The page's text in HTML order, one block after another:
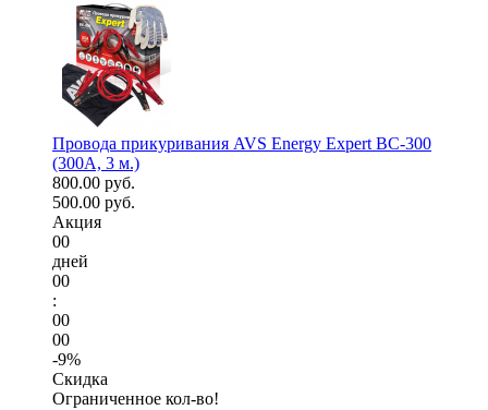
Провода прикуривания AVS Energy Expert BC-300
(300А, 3 м.)
800.00 руб.
500.00 руб.
Акция
00
дней
00
:
00
00
-9%
Скидка
Ограниченное кол-во!